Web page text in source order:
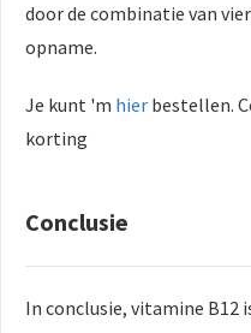
door de combinatie van
opname.
Je kunt 'm hier bestellen.
korting
Conclusie
In conclusie, vitamine B12